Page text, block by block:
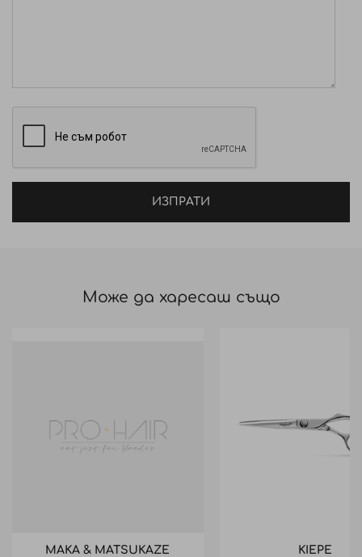
ИЗПРАТИ
Може да харесаш също
MAKA & MATSUKAZE
KIEPE